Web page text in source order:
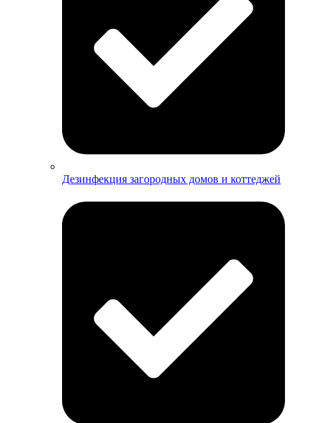
Дезинфекция загородных домов и коттеджей